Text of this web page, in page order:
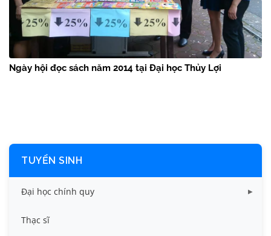
Ngày hội đọc sách năm 2014 tại Đại học Thủy Lợi
TUYỂN SINH
Đại học chính quy
Điểm chuẩn các năm
Thạc sĩ